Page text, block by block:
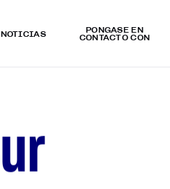
NOTICIAS PÓNGASE EN
CONTACTO CON
ur